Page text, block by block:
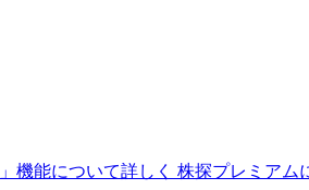
機能について詳しく 株探プレミアム